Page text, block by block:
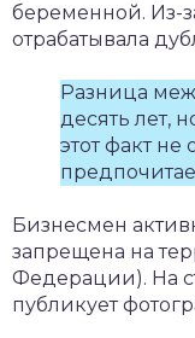
беременной. Из-
отрабатывала
Разница
десять лет,
этот факт не
Бизнесмен
запрещена на
Федерации). На
публикует